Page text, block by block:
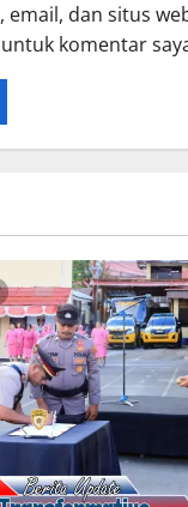
email, dan situs
komentar